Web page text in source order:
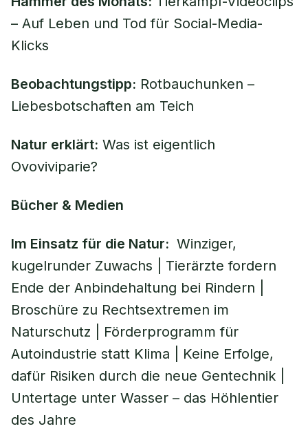
– Auf Leben und Tod für Social-Media-
Klicks
Beobachtungstipp: Rotbauchunken –
Liebesbotschaften am Teich
Natur erklärt: Was ist eigentlich
Ovoviviparie?
Bücher & Medien
Im Einsatz für die Natur: Winziger,
kugelrunder Zuwachs | Tierärzte fordern
Ende der Anbindehaltung bei Rindern |
Broschüre zu Rechtsextremen im
Naturschutz | Förderprogramm für
Autoindustrie statt Klima | Keine Erfolge,
dafür Risiken durch die neue Gentechnik |
Untertage unter Wasser – das Höhlentier
des Jahre